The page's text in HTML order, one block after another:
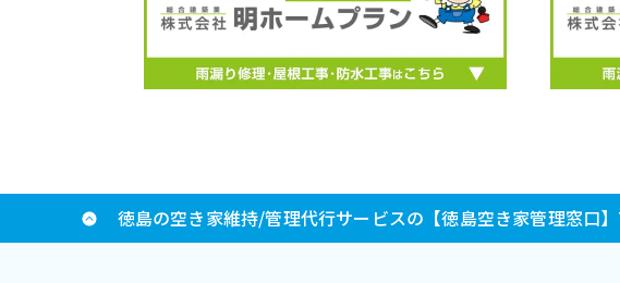
徳島の空き家維持/管理代行サービスの【徳島空き家管理窓口